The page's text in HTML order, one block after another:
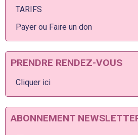
TARIFS
Payer ou Faire un don
PRENDRE RENDEZ-VOUS
Cliquer ici
ABONNEMENT